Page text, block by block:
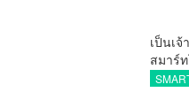
เป็นเจ้
สมาร์
ทุกระ